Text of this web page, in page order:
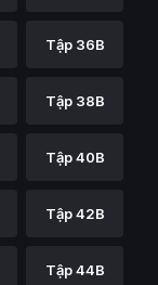
Tập 36B
Tập 38B
Tập 40B
Tập 42B
Tập 44B